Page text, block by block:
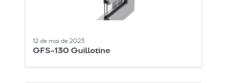
12 de mai de 2023
GFS-130 Guillotine